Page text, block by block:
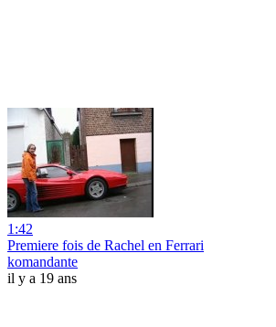
1:42
Premiere fois de Rachel en Ferrari
komandante
il y a 19 ans